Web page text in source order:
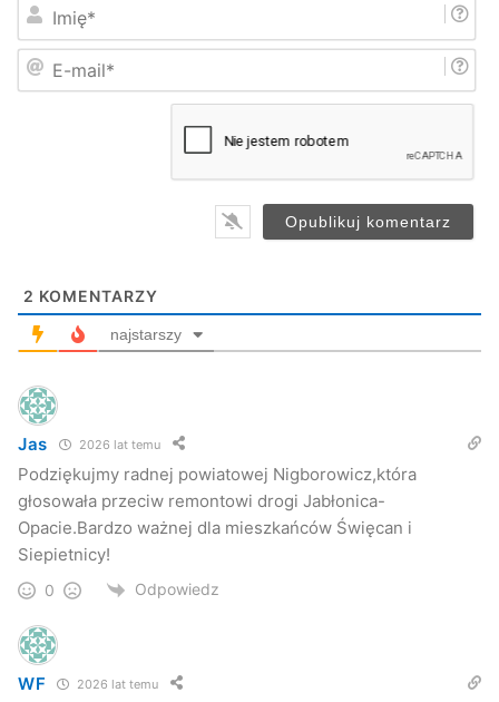
i
m
2 KOMENTARZY
najstarszy
Jas 2026 lat temu
Podziękujmy radnej powiatowej Nigborowicz,która
głosowała przeciw remontowi drogi Jabłonica-
Opacie.Bardzo ważnej dla mieszkańców Święcan i
Siepietnicy!
0 Odpowiedz
WF 2026 lat temu